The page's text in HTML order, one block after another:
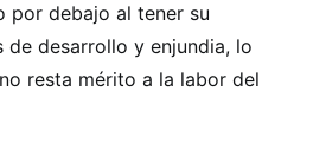
por debajo al tener su
de desarrollo y enjundia, lo
resta mérito a la labor del